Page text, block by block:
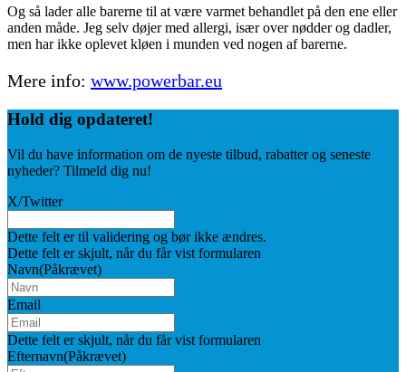
Og så lader alle barerne til at være varmet behandlet på den ene eller
anden måde. Jeg selv døjer med allergi, især over nødder og dadler,
men har ikke oplevet kløen i munden ved nogen af barerne.
Mere info: www.powerbar.eu
Hold dig opdateret!
Vil du have information om de nyeste tilbud, rabatter og seneste
nyheder? Tilmeld dig nu!
X/Twitter
Dette felt er til validering og bør ikke ændres.
Dette felt er skjult, når du får vist formularen
Navn(Påkrævet)
Email
Dette felt er skjult, når du får vist formularen
Efternavn(Påkrævet)